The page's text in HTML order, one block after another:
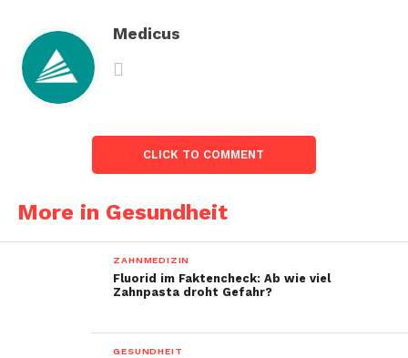
Medicus
CLICK TO COMMENT
More in Gesundheit
ZAHNMEDIZIN
Fluorid im Faktencheck: Ab wie viel
Zahnpasta droht Gefahr?
GESUNDHEIT